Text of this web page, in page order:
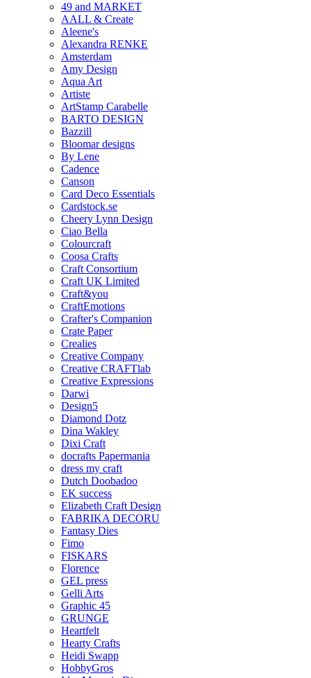
49 and MARKET
AALL & Create
Aleene's
Alexandra RENKE
Amsterdam
Amy Design
Aqua Art
Artiste
ArtStamp Carabelle
BARTO DESIGN
Bazzill
Bloomar designs
By Lene
Cadence
Canson
Card Deco Essentials
Cardstock.se
Cheery Lynn Design
Ciao Bella
Colourcraft
Coosa Crafts
Craft Consortium
Craft UK Limited
Craft&you
CraftEmotions
Crafter's Companion
Crate Paper
Crealies
Creative Company
Creative CRAFTlab
Creative Expressions
Darwi
Design5
Diamond Dotz
Dina Wakley
Dixi Craft
docrafts Papermania
dress my craft
Dutch Doobadoo
EK success
Elizabeth Craft Design
FABRIKA DECORU
Fantasy Dies
Fimo
FISKARS
Florence
GEL press
Gelli Arts
Graphic 45
GRUNGE
Heartfelt
Hearty Crafts
Heidi Swapp
HobbyGros